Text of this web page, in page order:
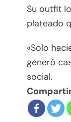
Su outfit
plateado
«Solo
generó
social.